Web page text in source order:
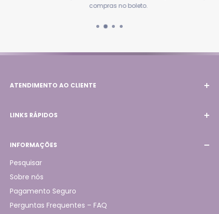
compras no boleto.
ATENDIMENTO AO CLIENTE
WhatsApp:(31) 98789-4431
LINKS RÁPIDOS
Produtos
Pagamento Seguro
Rastreio de Pedidos
Sobre nós
Contato
INFORMAÇÕES
Pesquisar
Sobre nós
Pagamento Seguro
Perguntas Frequentes – FAQ